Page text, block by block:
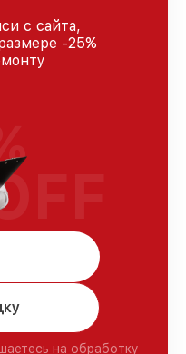
с сайта,
-25%
на обработку